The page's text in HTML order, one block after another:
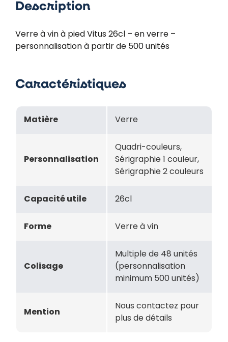
Description
Verre à vin à pied Vitus 26cl – en verre –
personnalisation à partir de 500 unités
Caractéristiques
Matière Verre
Personnalisation
Quadri-couleurs,
Sérigraphie 1 couleur,
Sérigraphie 2 couleurs
Capacité utile 26cl
Forme Verre à vin
Colisage
Multiple de 48 unités
(personnalisation
minimum 500 unités)
Mention
Nous contactez pour
plus de détails